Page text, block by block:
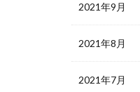
2021年9月
2021年8月
2021年7月